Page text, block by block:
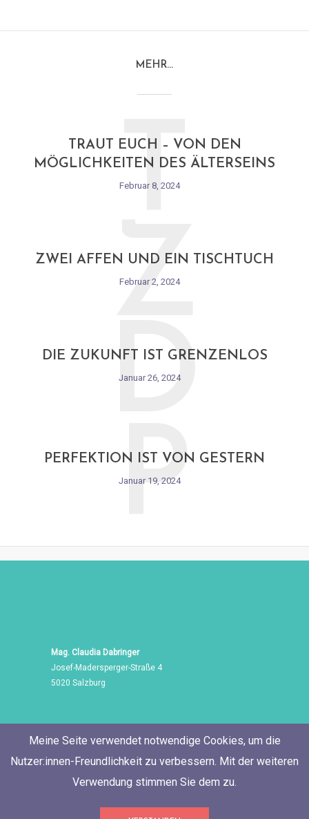
MEHR…
TRAUT EUCH – VON DEN
MÖGLICHKEITEN DES ÄLTERSEINS
Februar 8, 2024
T
ZWEI AFFEN UND EIN TISCHTUCH
Februar 2, 2024
Z
DIE ZUKUNFT IST GRENZENLOS
Januar 26, 2024
D
PERFEKTION IST VON GESTERN
Januar 19, 2024
P
Mag. Claudia Dabringer
Josef-Madersperger-Straße 4
5020 Salzburg
Tel./Fax: +43 662 455 471
Meine Seite verwendet notwendige Cookies, um die
Nutzer:innen-Freundlichkeit zu verbessern. Mit der weiteren
Verwendung stimmen Sie dem zu.